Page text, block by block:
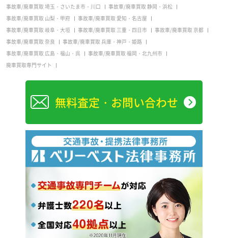
事故車/廃車買取 埼玉・さいたま市・川口
事故車/廃車買取 静岡・浜松
事故車/廃車買取 山梨・甲府
事故車/廃車買取 愛知・名古屋
事故車/廃車買取 岐阜・大垣
事故車/廃車買取 三重・四日市
事故車/廃車買取 京都
事故車/廃車買取 奈良
事故車/廃車買取 兵庫・神戸・姫路
事故車/廃車買取 広島・福山・呉
事故車/廃車買取 福岡・北九州市
廃車買取専門サイト
無料査定・お問い合わせ